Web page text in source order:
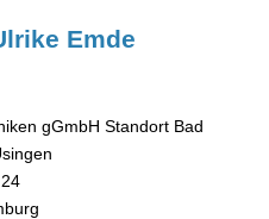
Emde
gGmbH Standort Bad